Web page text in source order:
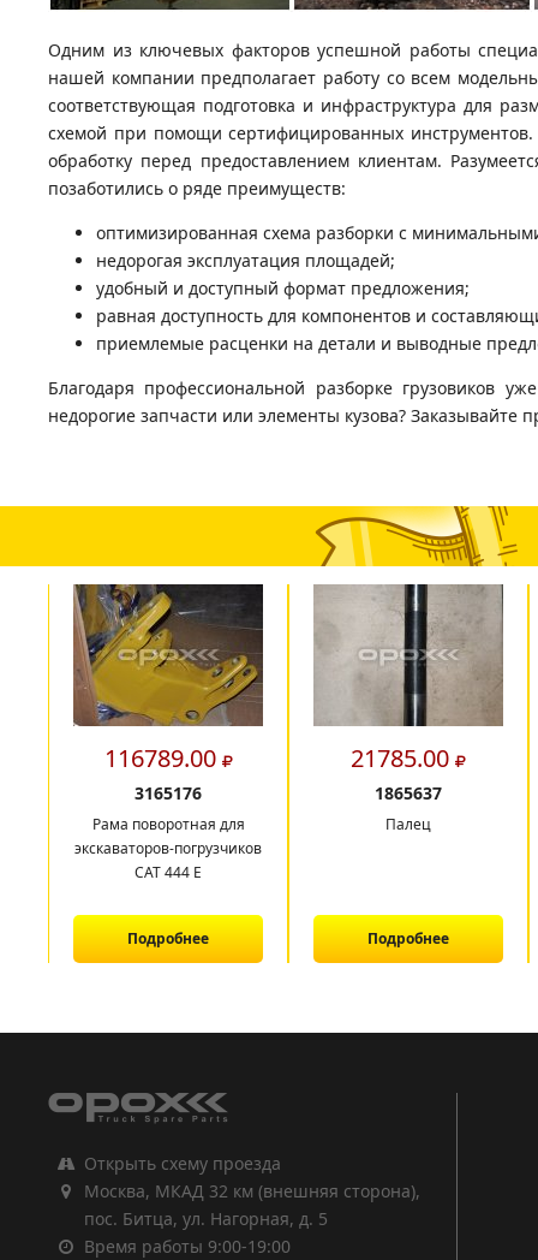
Одним из ключевых факторов успешной работы
нашей компании предполагает работу со всем
соответствующая подготовка и инфраструктура для
схемой при помощи сертифицированных
обработку перед предоставлением клиентам.
позаботились о ряде преимуществ:
оптимизированная схема разборки с
недорогая эксплуатация площадей;
удобный и доступный формат предложения;
равная доступность для компонентов и
приемлемые расценки на детали и выводные
Благодаря профессиональной разборке грузовиков
недорогие запчасти или элементы кузова? Заказывайте
116789.00
3165176
Рама поворотная для
экскаваторов-погрузчиков
САТ 444 E
Подробнее
21785.00
1865637
Палец
Подробнее
Открыть схему проезда
Москва, МКАД 32 км (внешняя сторона),
пос. Битца, ул. Нагорная, д. 5
Время работы 9:00-19:00